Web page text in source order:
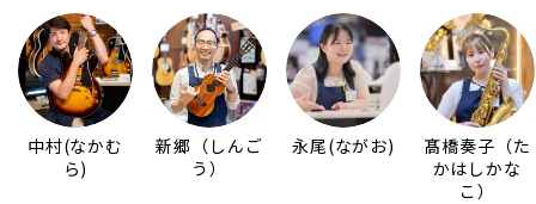
中村(なかむ
ら)
新郷（しんご
う）
永尾(ながお)
髙橋奏子（た
かはしかな
こ）